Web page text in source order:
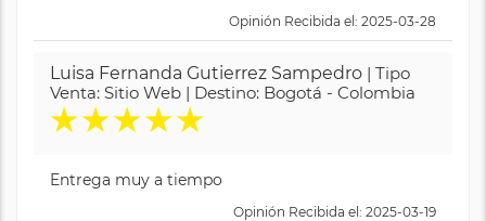
Opinión Recibida el: 2025-03-28
Luisa Fernanda Gutierrez Sampedro | Tipo
Venta: Sitio Web | Destino: Bogotá - Colombia
★★★★★
Entrega muy a tiempo
Opinión Recibida el: 2025-03-19